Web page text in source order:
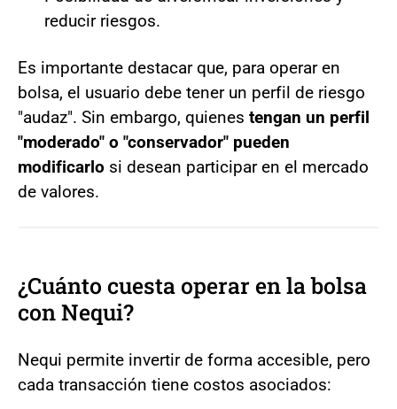
reducir riesgos.
Es importante destacar que, para operar en
bolsa, el usuario debe tener un perfil de riesgo
"audaz". Sin embargo, quienes tengan un perfil
"moderado" o "conservador" pueden
modificarlo si desean participar en el mercado
de valores.
¿Cuánto cuesta operar en la bolsa
con Nequi?
Nequi permite invertir de forma accesible, pero
cada transacción tiene costos asociados: